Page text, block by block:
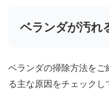
ベランダが汚れ
ベランダの掃除方法を
る主な原因をチェックし